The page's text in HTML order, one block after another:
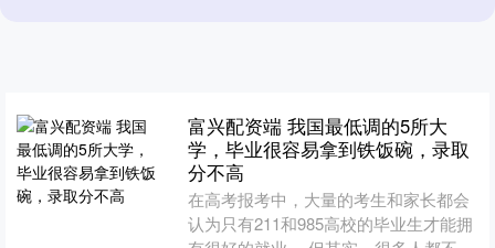
富兴配资端 我国最低调的5所大
学，毕业很容易拿到铁饭碗，录取
分不高
在高考报考中，大量的考生和家长都会
认为只有211和985高校的毕业生才能拥